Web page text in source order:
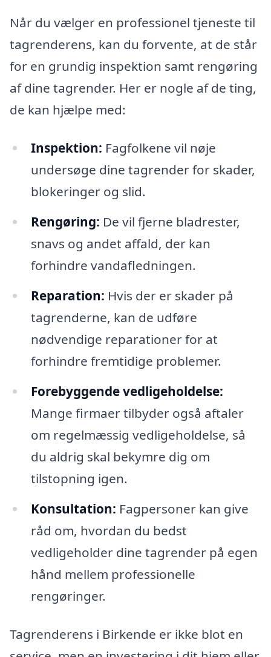
Når du vælger en professionel tjeneste til
tagrenderens, kan du forvente, at de står
for en grundig inspektion samt rengøring
af dine tagrender. Her er nogle af de ting,
de kan hjælpe med:
Inspektion: Fagfolkene vil nøje
undersøge dine tagrender for skader,
blokeringer og slid.
Rengøring: De vil fjerne bladrester,
snavs og andet affald, der kan
forhindre vandafledningen.
Reparation: Hvis der er skader på
tagrenderne, kan de udføre
nødvendige reparationer for at
forhindre fremtidige problemer.
Forebyggende vedligeholdelse:
Mange firmaer tilbyder også aftaler
om regelmæssig vedligeholdelse, så
du aldrig skal bekymre dig om
tilstopning igen.
Konsultation: Fagpersoner kan give
råd om, hvordan du bedst
vedligeholder dine tagrender på egen
hånd mellem professionelle
rengøringer.
Tagrenderens i Birkende er ikke blot en